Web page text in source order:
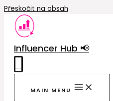
Přeskočit na obsah
Influencer Hub 📢
MAIN MENU